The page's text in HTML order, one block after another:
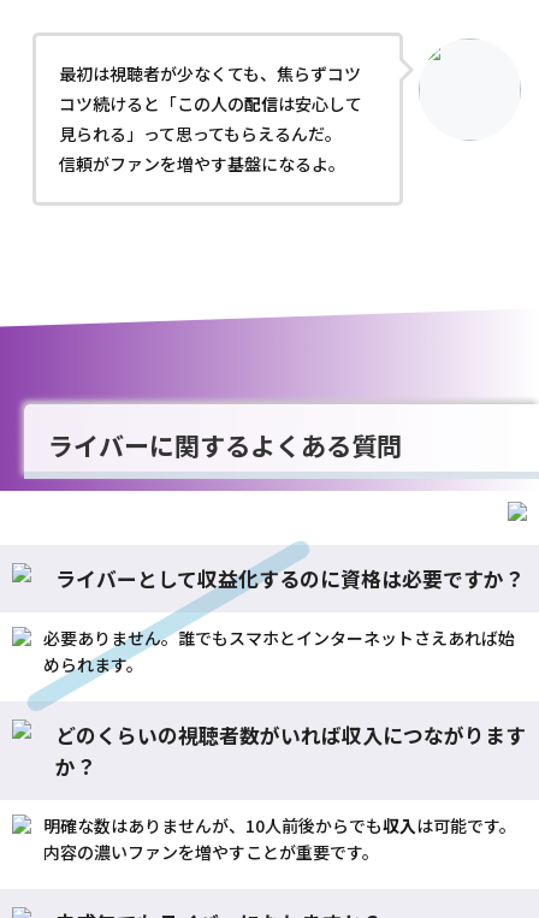
最初は視聴者が少なくても、焦らずコツ
コツ続けると「この人の配信は安心して
見られる」って思ってもらえるんだ。
信頼がファンを増やす基盤になるよ。
ライバーに関するよくある質問
ライバーとして収益化するのに資格は必要ですか？
必要ありません。誰でもスマホとインターネットさえあれば始
められます。
どのくらいの視聴者数がいれば収入につながります
か？
明確な数はありませんが、10人前後からでも収入は可能です。
内容の濃いファンを増やすことが重要です。